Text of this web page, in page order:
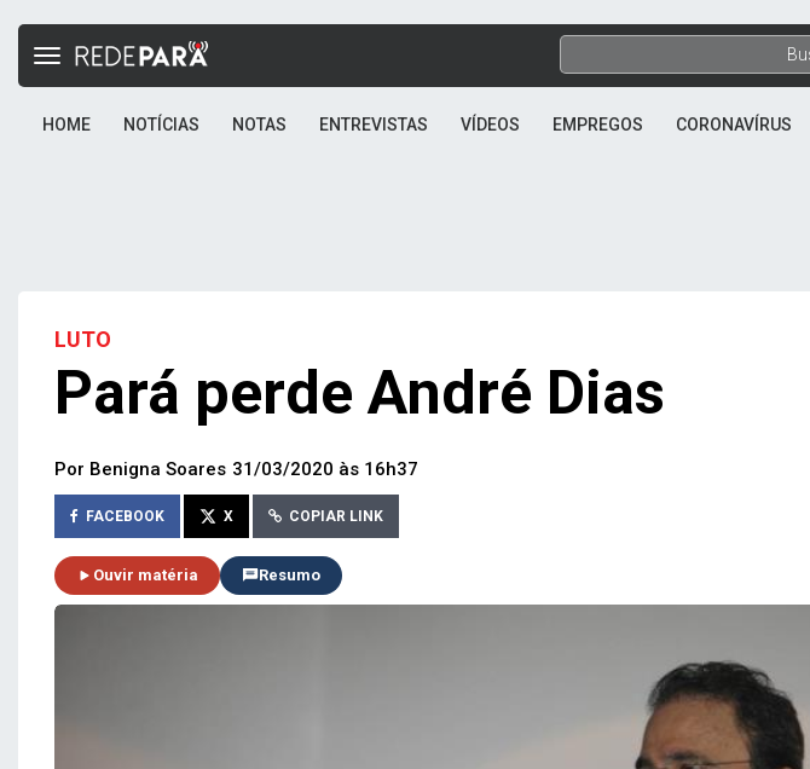
Toggle
HOME NOTÍCIAS NOTAS ENTREVISTAS VÍDEOS EMPREGOS CORONAVÍRUS
LUTO
Pará perde André Dias
Por Benigna Soares 31/03/2020 às 16h37
FACEBOOK X COPIAR LINK
Ouvir matéria Resumo